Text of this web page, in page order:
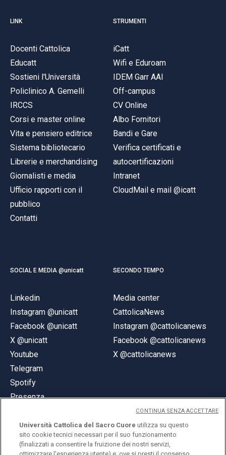
LINK
Docenti Cattolica
Educatt
Sostieni l'Università
Policlinico A. Gemelli
IRCCS
Corsi e master online
Vita e pensiero editrice
Sistema bibliotecario
Librerie e merchandising
Giornalisti e media
Ufficio rapporti con il
pubblico
Contatti
STRUMENTI
iCatt
Wifi e Eduroam
IDEM Garr AAI
Off-campus
CV Online
Albo Fornitori
Bandi e Gare
Verifica certificati e
autocertificazioni
Intranet
CloudMail e mail @icatt
SOCIAL E MEDIA @unicatt
Linkedin
Instagram @unicatt
Facebook @unicatt
X @unicatt
Youtube
Telegram
Spotify
Presenza
SECONDO TEMPO
Media center
CattolicaNews
Instagram @cattolicanews
Facebook @cattolicanews
X @cattolicanews
Università Cattolica del Sacro Cuore utilizza su questo
sito cookie tecnici necessari per il suo funzionamento
(finalizzati a consentire la fruizione dei nostri servizi,
CONTINUA SENZA ACCETTARE